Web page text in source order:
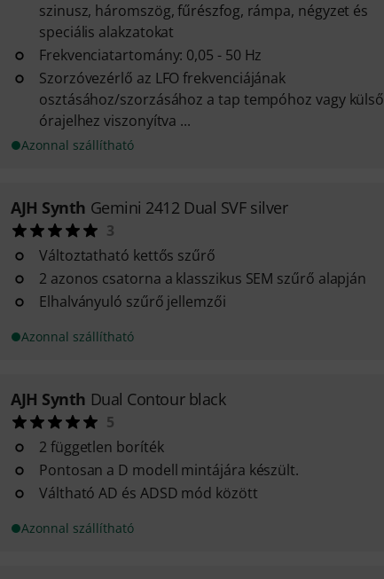
szinusz, háromszög, fűrészfog, rámpa, négyzet és
speciális alakzatokat
Frekvenciatartomány: 0,05 - 50 Hz
Szorzóvezérlő az LFO frekvenciájának
osztásához/szorzásához a tap tempóhoz vagy külső
órajelhez viszonyítva ...
Azonnal szállítható
AJH Synth Gemini 2412 Dual SVF silver
3
Változtatható kettős szűrő
2 azonos csatorna a klasszikus SEM szűrő alapján
Elhalványuló szűrő jellemzői
Azonnal szállítható
AJH Synth Dual Contour black
5
2 független boríték
Pontosan a D modell mintájára készült.
Váltható AD és ADSD mód között
Azonnal szállítható